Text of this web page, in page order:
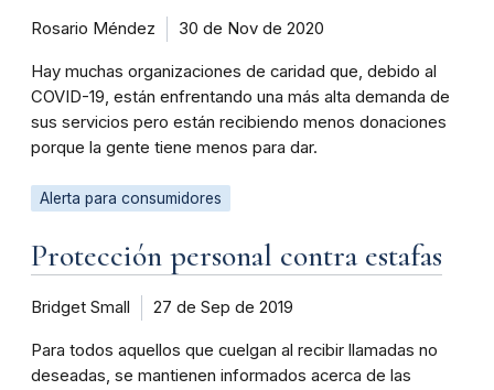
Rosario Méndez 30 de Nov de 2020
Hay muchas organizaciones de caridad que, debido al
COVID-19, están enfrentando una más alta demanda de
sus servicios pero están recibiendo menos donaciones
porque la gente tiene menos para dar.
Alerta para consumidores
Protección personal contra estafas
Bridget Small 27 de Sep de 2019
Para todos aquellos que cuelgan al recibir llamadas no
deseadas, se mantienen informados acerca de las